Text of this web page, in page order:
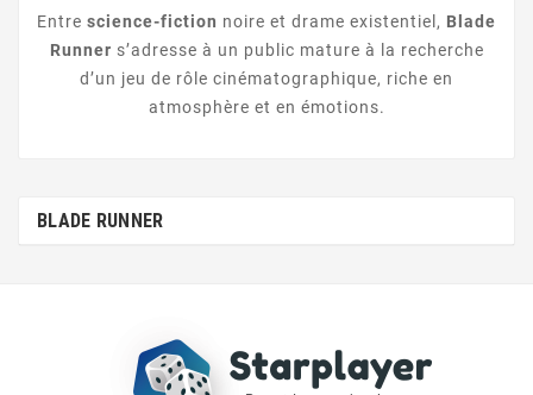
Entre science-fiction noire et drame existentiel, Blade
Runner s’adresse à un public mature à la recherche
d’un jeu de rôle cinématographique, riche en
atmosphère et en émotions.
BLADE RUNNER